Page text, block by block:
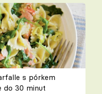
s pórkem
do 30 minut